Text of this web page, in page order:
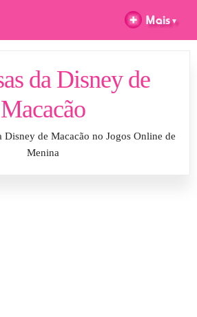
da Disney de
Macacão
Disney de Macacão no Jogos Online de
Menina